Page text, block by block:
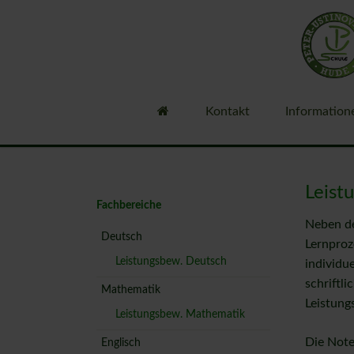
Kontakt
Unsere Schule
Personal
Gremien
Neben
Die
Navigation
Fachbereiche
Deutsch
Leistungsbew. Deutsch
Mathematik
Leistungsbew. Mathematik
Englisch